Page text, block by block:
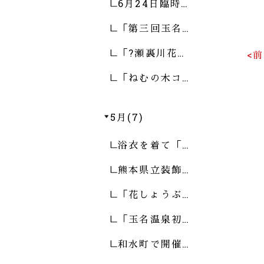
<
6月24日臨時…
「第三回玉名…
「?瀬裏川花…
「ねむの木コ…
5月(7)
浴衣を着て「…
熊本県立装飾…
「花しょうぶ…
「玉名温泉初…
和水町で開催…